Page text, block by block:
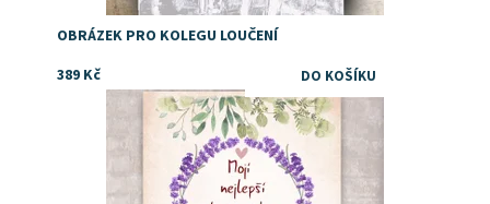
OBRÁZEK PRO KOLEGU LOUČENÍ
389 Kč
Drobný dárek pro kolegyni
Skladem